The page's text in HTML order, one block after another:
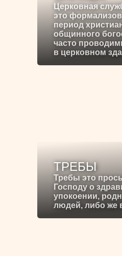
Церковная
это
период
общинного
часто
в церковном
ТРЕБЫ
Требы это
Господу о
упокоении,
людей, либо же